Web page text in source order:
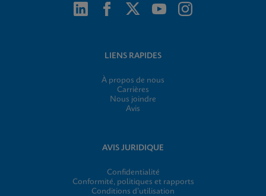
LIENS RAPIDES
À propos de nous
Carrières
Nous joindre
Avis
AVIS JURIDIQUE
Confidentialité
Conformité, politiques et rapports
Conditions d’utilisation